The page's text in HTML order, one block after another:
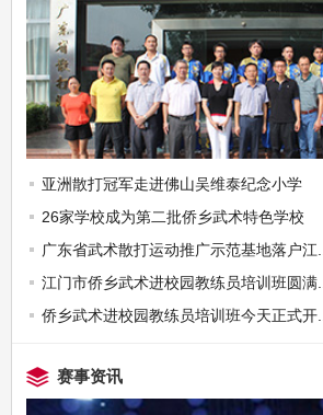
亚洲散打冠军走进佛山吴维泰纪念小学
26家学校成为第二批侨乡武术特色学校
广东省武术散打运动推广示范基地落户江...
江门市侨乡武术进校园教练员培训班圆满...
侨乡武术进校园教练员培训班今天正式开...
赛事资讯